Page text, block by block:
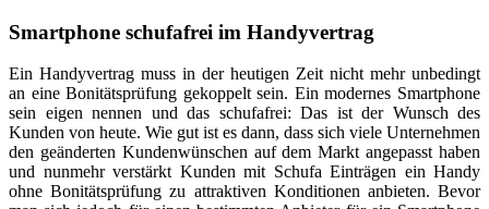
Smartphone schufafrei im Handyvertrag
Ein Handyvertrag muss in der heutigen Zeit nicht mehr unbedingt
an eine Bonitätsprüfung gekoppelt sein. Ein modernes Smartphone
sein eigen nennen und das schufafrei: Das ist der Wunsch des
Kunden von heute. Wie gut ist es dann, dass sich viele Unternehmen
den geänderten Kundenwünschen auf dem Markt angepasst haben
und nunmehr verstärkt Kunden mit Schufa Einträgen ein Handy
ohne Bonitätsprüfung zu attraktiven Konditionen anbieten. Bevor